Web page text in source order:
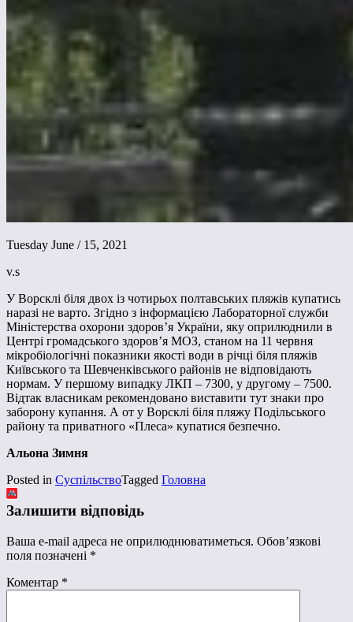
Tuesday June / 15, 2021
v.s
У Ворсклі біля двох із чотирьох полтавських пляжів купатись
наразі не варто. Згідно з інформацією Лабораторної служби
Міністерства охорони здоров’я України, яку оприлюднили в
Центрі громадського здоров’я МОЗ, станом на 11 червня
мікробіологічні показники якості води в річці біля пляжів
Київського та Шевченківського районів не відповідають
нормам. У першому випадку ЛКП – 7300, у другому – 7500.
Відтак власникам рекомендовано виставити тут знаки про
заборону купання. А от у Ворсклі біля пляжу Подільського
району та приватного «Плеса» купатися безпечно.
Альона Зимня
Posted in СуспільствоTagged Головна
Залишити відповідь
Ваша e-mail адреса не оприлюднюватиметься. Обов’язкові
поля позначені *
Коментар *